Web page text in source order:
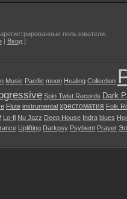
пользователи.
| Вход]
Music Pacific moon Healing Collection
Spin Twist Records Dark
Flute instrumental хрестоматия Folk
Lo-fi Nu Jazz Deep House Indra blues
Uplifting Darkpsy Psybient Prayer